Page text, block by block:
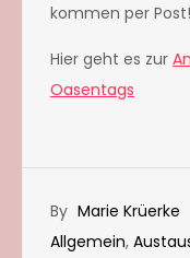
kommen per Post!
Hier geht es zur
Oasentags
By Marie Krüerke
Allgemein,